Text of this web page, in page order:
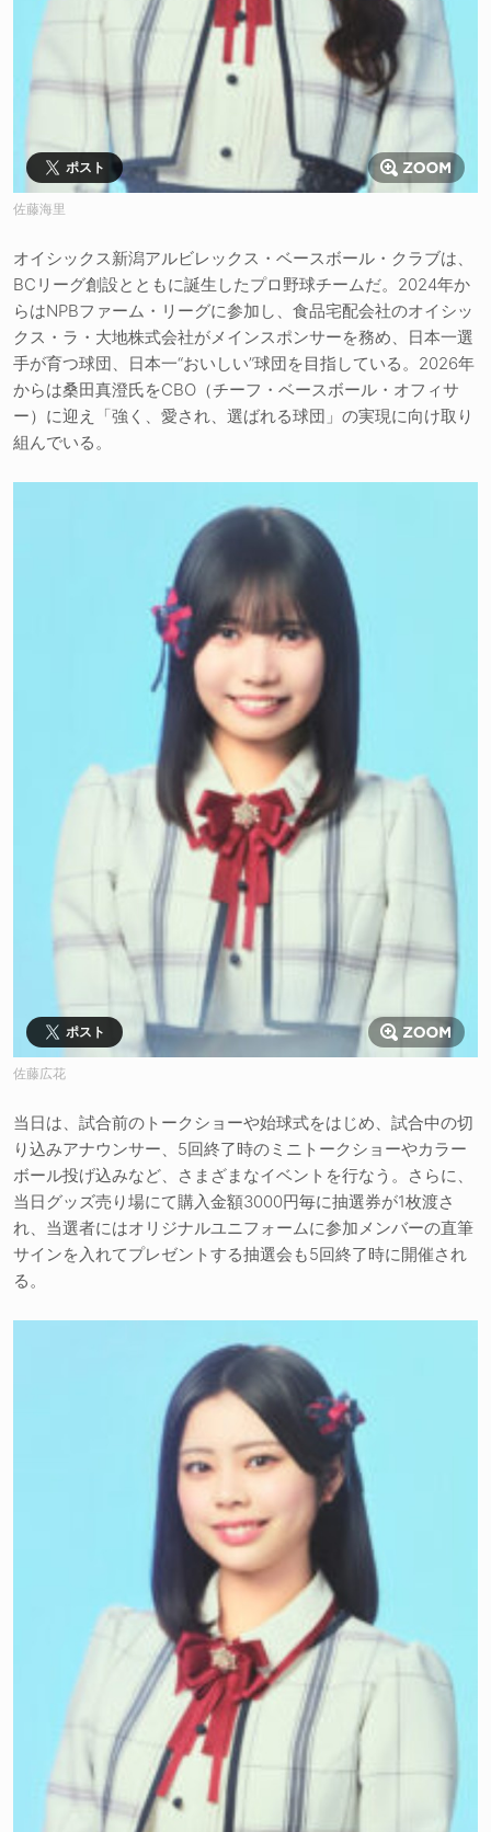
ポスト
佐藤海里
オイシックス新潟アルビレックス・ベースボール・クラブは、
BCリーグ創設とともに誕生したプロ野球チームだ。2024年か
らはNPBファーム・リーグに参加し、食品宅配会社のオイシッ
クス・ラ・大地株式会社がメインスポンサーを務め、日本一選
手が育つ球団、日本一“おいしい”球団を目指している。2026年
からは桑田真澄氏をCBO（チーフ・ベースボール・オフィサ
ー）に迎え「強く、愛され、選ばれる球団」の実現に向け取り
組んでいる。
ポスト
佐藤広花
当日は、試合前のトークショーや始球式をはじめ、試合中の切
り込みアナウンサー、5回終了時のミニトークショーやカラー
ボール投げ込みなど、さまざまなイベントを行なう。さらに、
当日グッズ売り場にて購入金額3000円毎に抽選券が1枚渡さ
れ、当選者にはオリジナルユニフォームに参加メンバーの直筆
サインを入れてプレゼントする抽選会も5回終了時に開催され
る。